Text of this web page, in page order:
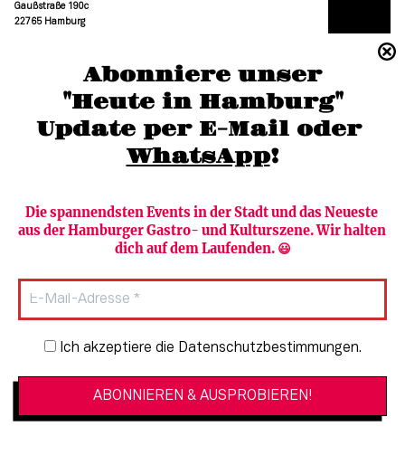
Abonniere unser
"Heute in Hamburg"
Update per E-Mail oder
WhatsApp!
Die spannendsten Events in der Stadt und das Neueste
aus der Hamburger Gastro- und Kulturszene. Wir halten
dich auf dem Laufenden. 😃
Newsletter-Anmeldung
Ich akzeptiere die Datenschutzbestimmungen.
Gaußstraße 190c
22765 Hamburg
moc.grubmah-enezs@ofni
Newsletter abonnieren
HAMBURG PUR
Verlag